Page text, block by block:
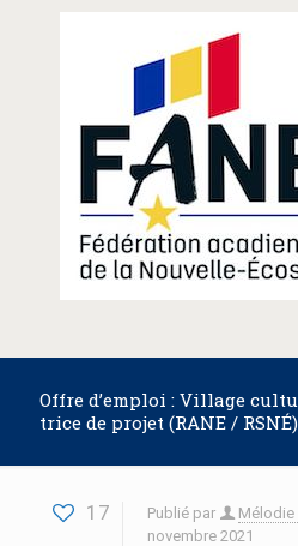
Offre d’emploi : Village
trice de projet (RANE / RSNÉ)
17 Publié par Mélodie
novembre 2021